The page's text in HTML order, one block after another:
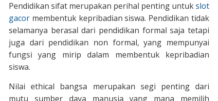
Pendidikan sifat merupakan perihal penting untukslot
gacormembentuk kepribadian siswa. Pendidikan tidak
selamanya berasal dari pendidikan formal saja tetapi
juga dari pendidikan non formal, yang mempunyai
fungsi yang mirip dalam membentuk kepribadian
siswa.
Nilai ethical bangsa merupakan segi penting dari
mutu sumber daya manusia yang mana memilih